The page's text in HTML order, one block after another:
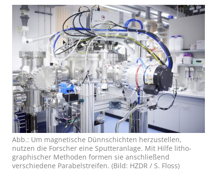
Abb.: Um magnetische Dünn­schichten herzustellen,
nutzen die Forscher eine Sputter­anlage. Mit Hilfe litho­
graphischer Methoden formen sie anschließend
verschiedene Parabel­streifen. (Bild: HZDR / S. Floss)